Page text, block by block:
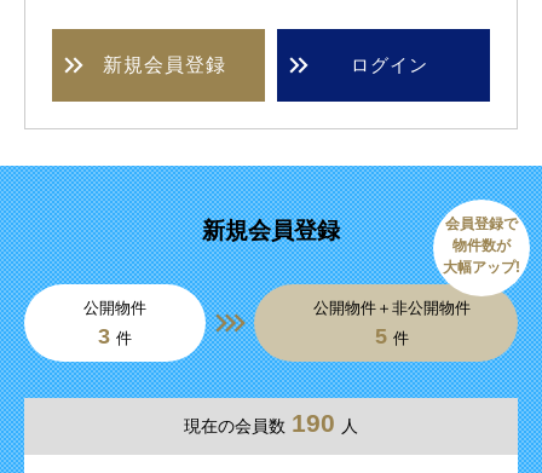
新規会員登録 ログイン
新規会員登録
公開物件
3 件
公開物件＋非公開物件
5 件
会員登録で
物件数が
大幅アップ!
現在の会員数 190 人